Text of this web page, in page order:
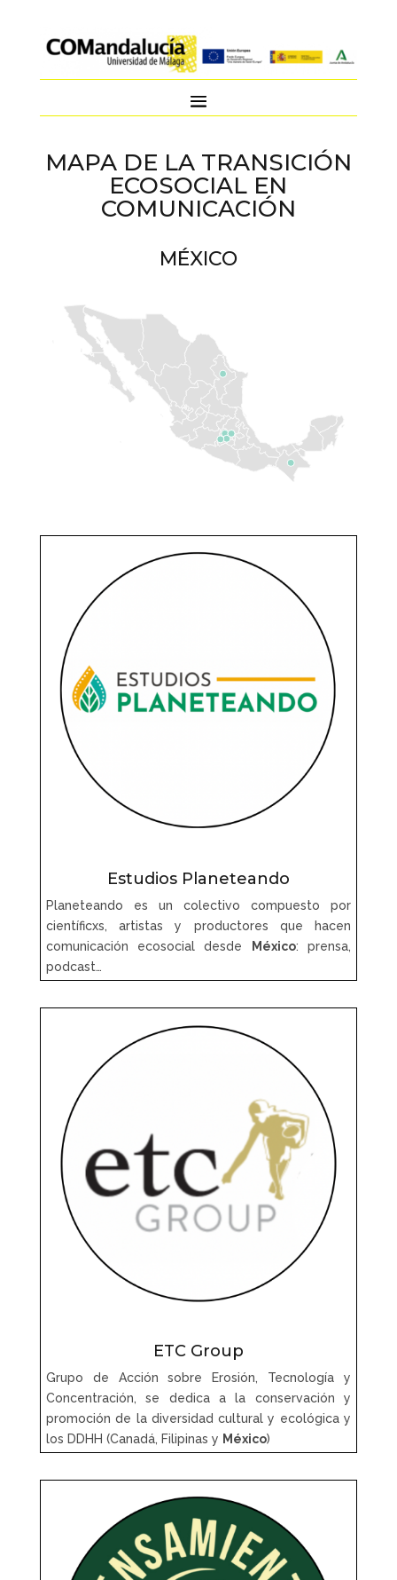
MAPA DE LA TRANSICIÓN
ECOSOCIAL EN
COMUNICACIÓN
MÉXICO
Estudios Planeteando
Planeteando es un colectivo compuesto por
científicxs, artistas y productores que hacen
comunicación ecosocial desde
México: prensa,
podcast…
ETC Group
Grupo de Acción sobre Erosión, Tecnología y
Concentración, se dedica a la conservación y
promoción de la diversidad cultural y ecológica y
los DDHH (Canadá, Filipinas y México)